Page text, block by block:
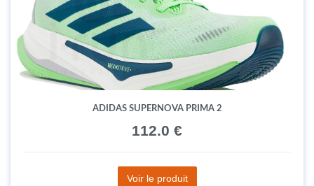
ADIDAS SUPERNOVA PRIMA 2
112.0 €
Voir le produit